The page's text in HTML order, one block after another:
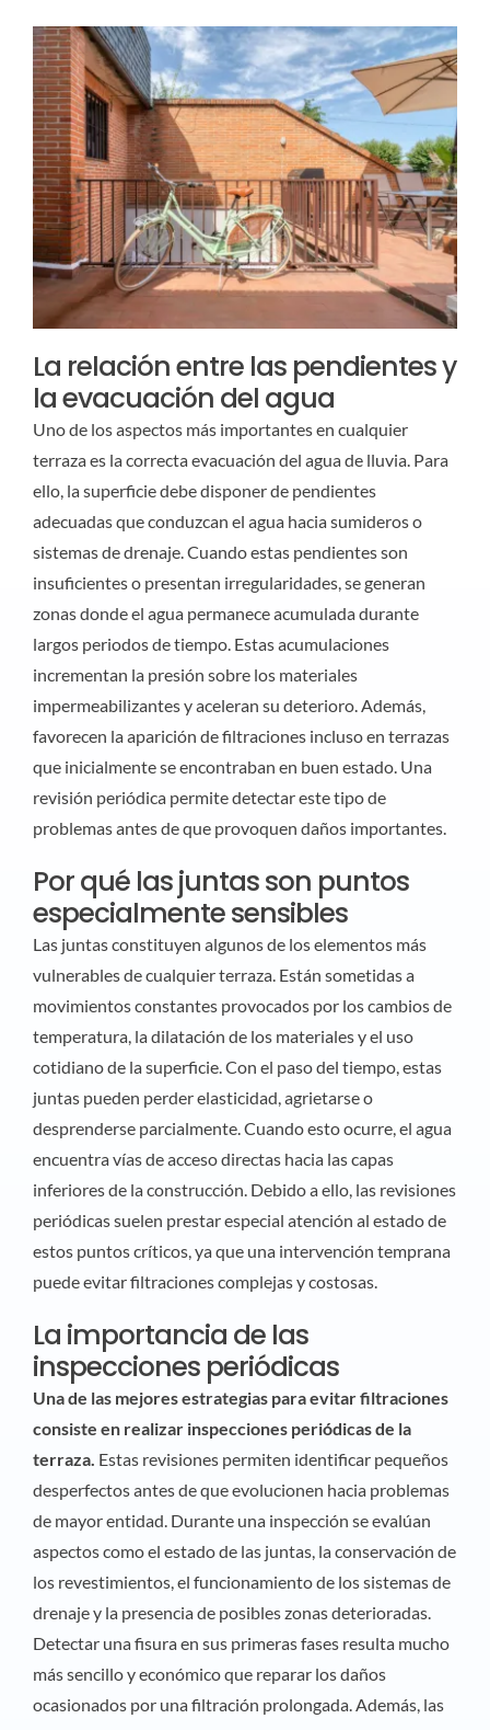
La relación entre las pendientes y
la evacuación del agua
Uno de los aspectos más importantes en cualquier
terraza es la correcta evacuación del agua de lluvia. Para
ello, la superficie debe disponer de pendientes
adecuadas que conduzcan el agua hacia sumideros o
sistemas de drenaje. Cuando estas pendientes son
insuficientes o presentan irregularidades, se generan
zonas donde el agua permanece acumulada durante
largos periodos de tiempo. Estas acumulaciones
incrementan la presión sobre los materiales
impermeabilizantes y aceleran su deterioro. Además,
favorecen la aparición de filtraciones incluso en terrazas
que inicialmente se encontraban en buen estado. Una
revisión periódica permite detectar este tipo de
problemas antes de que provoquen daños importantes.
Por qué las juntas son puntos
especialmente sensibles
Las juntas constituyen algunos de los elementos más
vulnerables de cualquier terraza. Están sometidas a
movimientos constantes provocados por los cambios de
temperatura, la dilatación de los materiales y el uso
cotidiano de la superficie. Con el paso del tiempo, estas
juntas pueden perder elasticidad, agrietarse o
desprenderse parcialmente. Cuando esto ocurre, el agua
encuentra vías de acceso directas hacia las capas
inferiores de la construcción. Debido a ello, las revisiones
periódicas suelen prestar especial atención al estado de
estos puntos críticos, ya que una intervención temprana
puede evitar filtraciones complejas y costosas.
La importancia de las
inspecciones periódicas
Una de las mejores estrategias para evitar filtraciones
consiste en realizar inspecciones periódicas de la
terraza. Estas revisiones permiten identificar pequeños
desperfectos antes de que evolucionen hacia problemas
de mayor entidad. Durante una inspección se evalúan
aspectos como el estado de las juntas, la conservación de
los revestimientos, el funcionamiento de los sistemas de
drenaje y la presencia de posibles zonas deterioradas.
Detectar una fisura en sus primeras fases resulta mucho
más sencillo y económico que reparar los daños
ocasionados por una filtración prolongada. Además, las